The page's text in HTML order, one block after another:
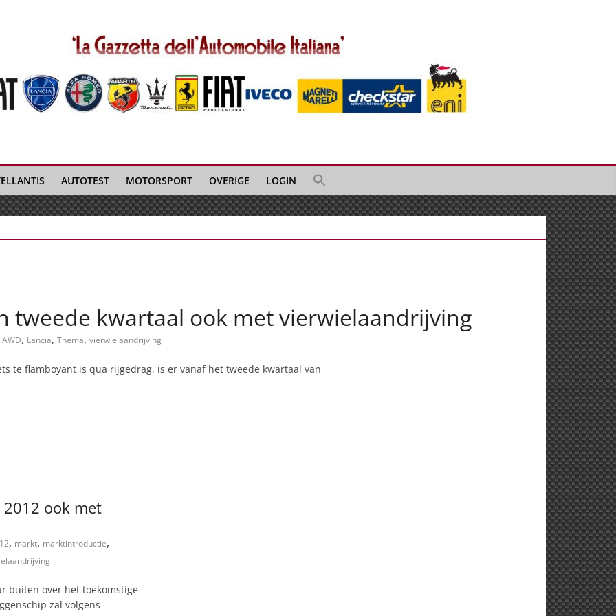
AUTOTEST MOTORSPORT OVERIGE LOGIN
tweede kwartaal ook met vierwielaandrijving
AWD, Lancia, Thema, vierwielaandrijving
te flamboyant is qua rijgedrag, is er vanaf het tweede kwartaal van
ook met
, markt, marktintroductie,
buiten over het toekomstige
zal volgens